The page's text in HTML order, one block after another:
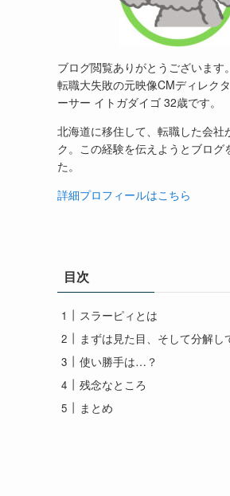
ブログ閲覧ありがとうございます。
転職大失敗の元映像CMディレク
ーサー イトガダイゴ 32歳です。
北海道に移住して、転職した会社
ク。この経験を伝えようとブログ
た。
詳細プロフィールはこちら
目次
スラーピィとは
まずは見た目、そして分解し
使い勝手は…？
残念なところ
まとめ